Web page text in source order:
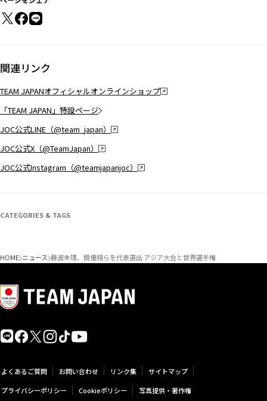
関連リンク
TEAM JAPANオフィシャルオンラインショップ
「TEAM JAPAN」特設ページ
JOC公式LINE（@team_japan）
JOC公式X（@TeamJapan）
JOC公式Instagram（@teamjapanjoc）
CATEGORIES & TAGS
HOME ニュース 藤波朱理、鏡優翔らを代表選出 アジア大会と世界選手権
よくあるご質問 お問い合わせ リンク集
サイトマップ
プライバシーポリシー
Cookieポリシー 写真提供・著作権